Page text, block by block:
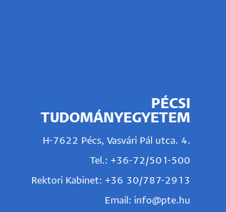
PÉCSI
TUDOMÁNYEGYETEM
H-7622 Pécs, Vasvári Pál utca. 4.
Tel.: +36-72/501-500
Rektori Kabinet: +36 30/787-2913
Email: info@pte.hu